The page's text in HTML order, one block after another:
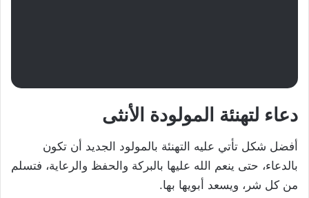
دعاء لتهنئة المولودة الأنثى
أفضل شكل تأتي عليه التهنئة بالمولود الجديد أن تكون
بالدعاء، حتى ينعم الله عليها بالبركة والحفظ والرعاية، فتسلم
من كل شر، ويسعد أبويها بها.